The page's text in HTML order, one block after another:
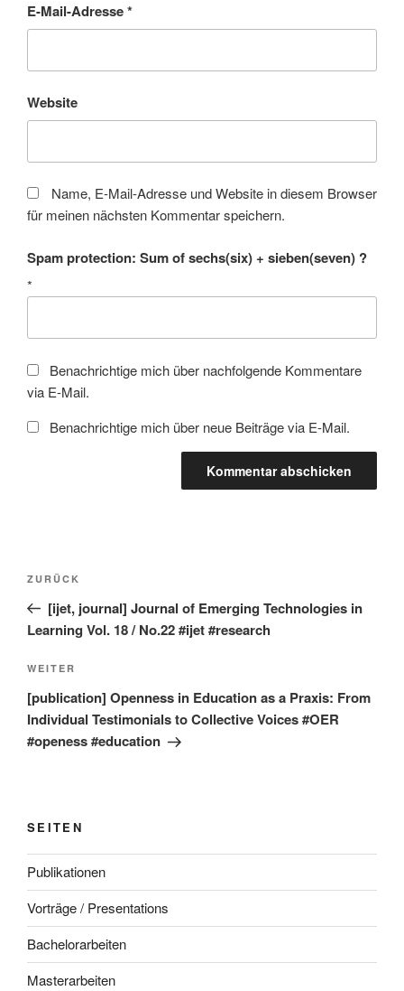
E-Mail-Adresse*
Website
Name, E-Mail-Adresse und Website in diesem Browser
für meinen nächsten Kommentar speichern.
Spam protection: Sum of sechs(six) + sieben(seven) ?
*
Benachrichtige mich über nachfolgende Kommentare
via E-Mail.
Benachrichtige mich über neue Beiträge via E-Mail.
Beitragsnavigation
Vorheriger
Beitrag
ZURÜCK
[ijet, journal] Journal of Emerging Technologies in
Learning Vol. 18 / No.22 #ijet #research
Nächster
Beitrag
WEITER
[publication] Openness in Education as a Praxis: From
Individual Testimonials to Collective Voices #OER
#openess #education
SEITEN
Publikationen
Vorträge / Presentations
Bachelorarbeiten
Masterarbeiten